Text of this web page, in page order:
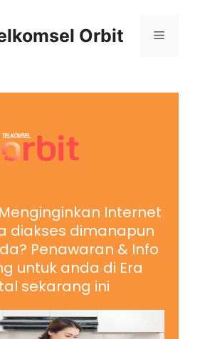
Orbit
Internet
diakses dimanapun
Penawaran & Info
untuk anda di Era
sekarang ini